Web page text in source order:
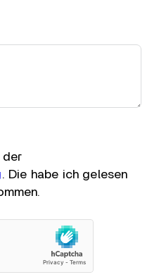
der
. Die habe ich gelesen